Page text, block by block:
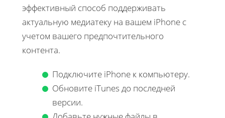
эффективный способ поддерживать
актуальную медиатеку на вашем iPhone с
учетом вашего предпочтительного
контента.
Подключите iPhone к компьютеру.
Обновите iTunes до последней
версии.